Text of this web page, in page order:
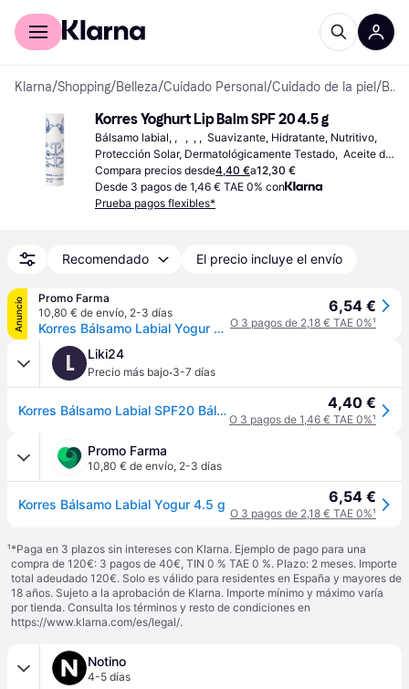
Comprar con Klarna
Klarna/Shopping/Belleza/Cuidado Personal /Cuidado de la piel / Bálsamos labiales
Korres Yoghurt Lip Balm SPF 20 4.5 g
Bálsamo labial, ,   ,  , ,  Suavizante, Hidratante, Nutritivo,
Protección Solar, Dermatológicamente Testado,  Aceite de
Coco
Compara precios desde4,40 €a12,30 €
Desde 3 pagos de 1,46 € TAE 0% con
Prueba pagos flexibles*
Recomendado El precio incluye el envío
Anuncio
Promo Farma
10,80 € de envío, 2-3 días
Korres Bálsamo Labial Yogur 4.5 g
6,54 €
O 3 pagos de 2,18 € TAE 0%¹
L Liki24
Precio más bajo·3-7 días
Korres Bálsamo Labial SPF20 Bálsamo Labial SPF20 Yogur 4.5gr 4,40 €
O 3 pagos de 1,46 € TAE 0%¹
Promo Farma
10,80 € de envío, 2-3 días
Korres Bálsamo Labial Yogur 4.5 g 6,54 €
O 3 pagos de 2,18 € TAE 0%¹
¹*Paga en 3 plazos sin intereses con Klarna. Ejemplo de pago para una
compra de 120€: 3 pagos de 40€, TIN 0 % TAE 0 %. Plazo: 2 meses. Importe
total adeudado 120€. Solo es válido para residentes en España y mayores de
18 años. Sujeto a la aprobación de Klarna. Importe mínimo y máximo varía
por tienda. Consulta los términos y resto de condiciones en
https://www.klarna.com/es/legal/.
Notino
4-5 días